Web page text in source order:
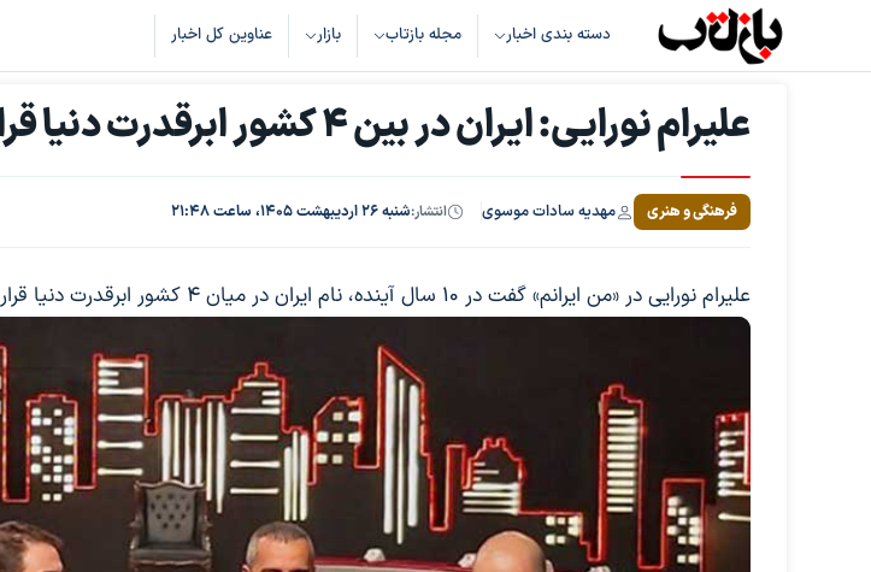
دسته بندی اخبار مجله بازتاب بازار عناوین کل اخبار
علیرام نورایی: ایران در بین 4 کشور ابرقدرت دنیا قرار می گیرد
فرهنگی و هنری مهدیه سادات موسوی انتشار:شنبه ۲۶ اردیبهشت ۱۴۰۵، ساعت ۲۱:۴۸
علیرام نورایی در «من ایرانم» گفت در ۱۰ سال آینده، نام ایران در میان ۴ کشور ابرقدرت دنیا قرار گرفته است.